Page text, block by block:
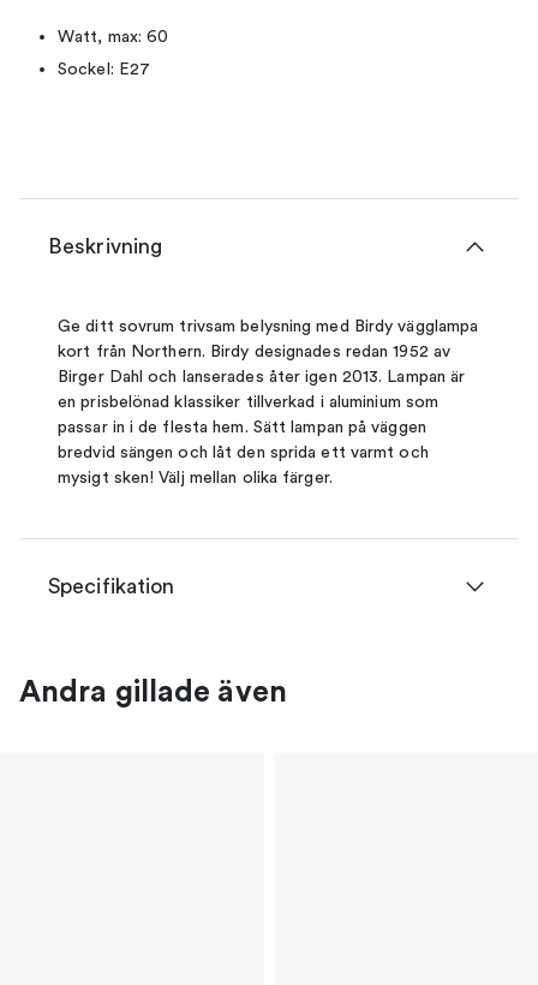
Watt, max: 60
Sockel: E27
Beskrivning
Ge ditt sovrum trivsam belysning med Birdy vägglampa
kort från Northern. Birdy designades redan 1952 av
Birger Dahl och lanserades åter igen 2013. Lampan är
en prisbelönad klassiker tillverkad i aluminium som
passar in i de flesta hem. Sätt lampan på väggen
bredvid sängen och låt den sprida ett varmt och
mysigt sken! Välj mellan olika färger.
Specifikation
Andra gillade även